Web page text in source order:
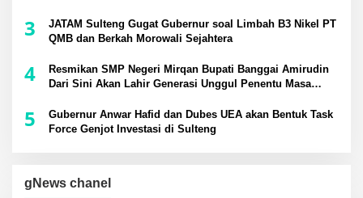
3
JATAM Sulteng Gugat Gubernur soal Limbah B3 Nikel PT
QMB dan Berkah Morowali Sejahtera
4
Resmikan SMP Negeri Mirqan Bupati Banggai Amirudin
Dari Sini Akan Lahir Generasi Unggul Penentu Masa
5
Gubernur Anwar Hafid dan Dubes UEA akan Bentuk Task
Force Genjot Investasi di Sulteng
gNews chanel